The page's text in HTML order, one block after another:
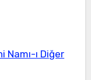
ı Diğer